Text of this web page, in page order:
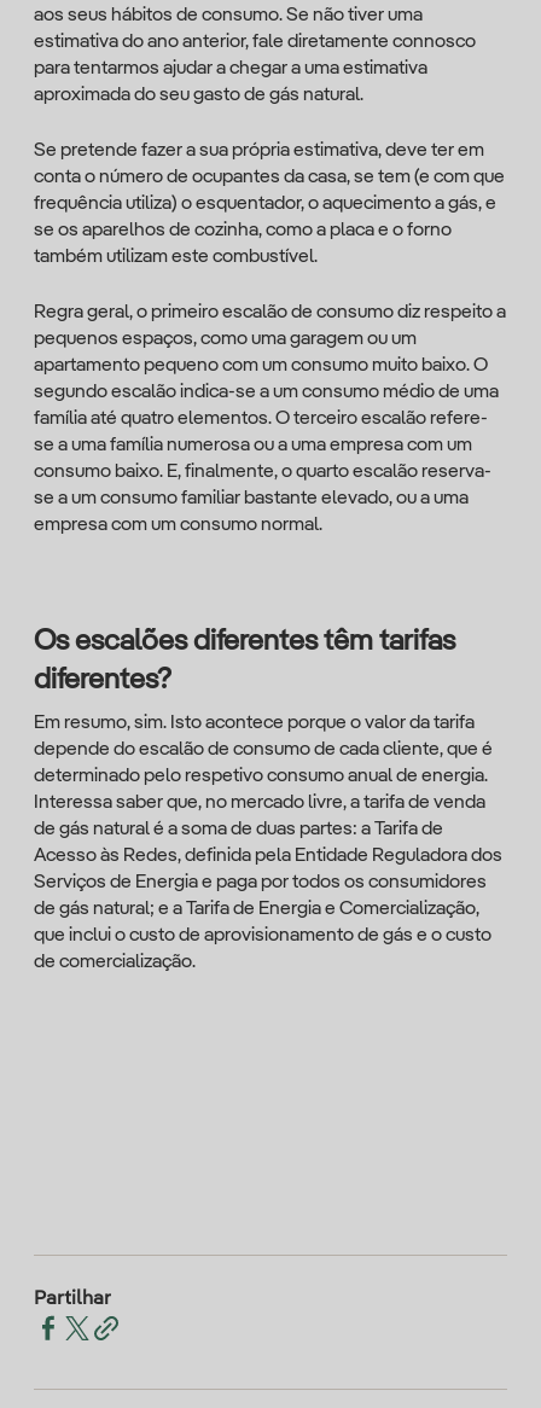
aos seus hábitos de consumo. Se não tiver uma
estimativa do ano anterior, fale diretamente connosco
para tentarmos ajudar a chegar a uma estimativa
aproximada do seu gasto de gás natural.
Se pretende fazer a sua própria estimativa, deve ter em
conta o número de ocupantes da casa, se tem (e com que
frequência utiliza) o esquentador, o aquecimento a gás, e
se os aparelhos de cozinha, como a placa e o forno
também utilizam este combustível.
Regra geral, o primeiro escalão de consumo diz respeito a
pequenos espaços, como uma garagem ou um
apartamento pequeno com um consumo muito baixo. O
segundo escalão indica-se a um consumo médio de uma
família até quatro elementos. O terceiro escalão refere-
se a uma família numerosa ou a uma empresa com um
consumo baixo. E, finalmente, o quarto escalão reserva-
se a um consumo familiar bastante elevado, ou a uma
empresa com um consumo normal.
Os escalões diferentes têm tarifas
diferentes?
Em resumo, sim. Isto acontece porque o valor da tarifa
depende do escalão de consumo de cada cliente, que é
determinado pelo respetivo consumo anual de energia.
Interessa saber que, no mercado livre, a tarifa de venda
de gás natural é a soma de duas partes: a Tarifa de
Acesso às Redes, definida pela Entidade Reguladora dos
Serviços de Energia e paga por todos os consumidores
de gás natural; e a Tarifa de Energia e Comercialização,
que inclui o custo de aprovisionamento de gás e o custo
de comercialização.
Partilhar